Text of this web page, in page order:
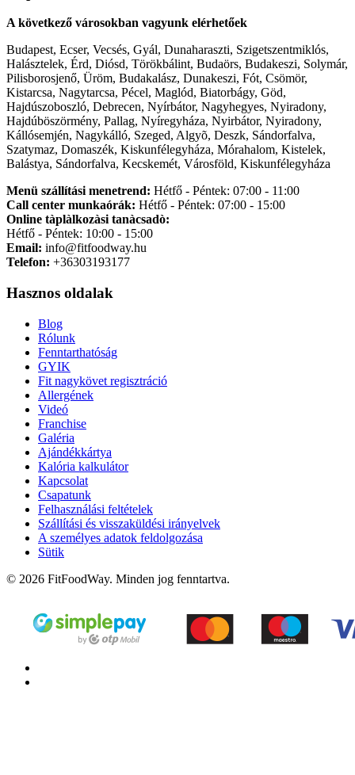
A következő városokban vagyunk elérhetőek
Budapest, Ecser, Vecsés, Gyál, Dunaharaszti, Szigetszentmiklós,
Halásztelek, Érd, Diósd, Törökbálint, Budaörs, Budakeszi, Solymár,
Pilisborosjenő, Üröm, Budakalász, Dunakeszi, Fót, Csömör,
Kistarcsa, Nagytarcsa, Pécel, Maglód, Biatorbágy, Göd,
Hajdúszoboszló, Debrecen, Nyírbátor, Nagyhegyes, Nyiradony,
Hajdúböszörmény, Pallag, Nyíregyháza, Nyirbátor, Nyiradony,
Kállósemjén, Nagykálló, Szeged, Algyõ, Deszk, Sándorfalva,
Szatymaz, Domaszék, Kiskunfélegyháza, Mórahalom, Kistelek,
Balástya, Sándorfalva, Kecskemét, Városföld, Kiskunfélegyháza
Menü szállítási menetrend: Hétfő - Péntek: 07:00 - 11:00
Call center munkaórák: Hétfő - Péntek: 07:00 - 15:00
Online tàplàlkozàsi tanàcsadò:
Hétfő - Péntek: 10:00 - 15:00
Email: info@fitfoodway.hu
Telefon: +36303193177
Hasznos oldalak
Blog
Rólunk
Fenntarthatóság
GYIK
Fit nagykövet regisztráció
Allergének
Videó
Franchise
Galéria
Ajándékkártya
Kalória kalkulátor
Kapcsolat
Csapatunk
Felhasználási feltételek
Szállítási és visszaküldési irányelvek
A személyes adatok feldolgozása
Sütik
© 2026 FitFoodWay. Minden jog fenntartva.